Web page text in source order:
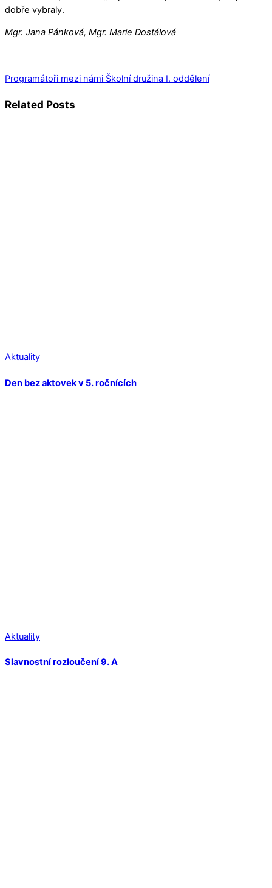
dobře vybraly.
Mgr. Jana Pánková, Mgr. Marie Dostálová
Programátoři mezi námi Školní družina I. oddělení
Related Posts
Aktuality
Den bez aktovek v 5. ročnících
Aktuality
Slavnostní rozloučení 9. A